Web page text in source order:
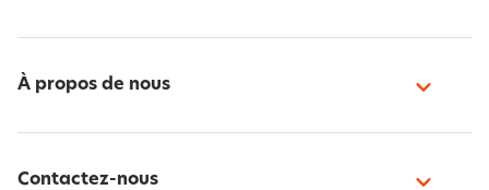
À propos de nous
Contactez-nous